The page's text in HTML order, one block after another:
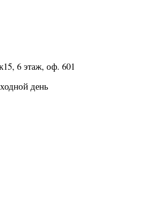
6 этаж, оф. 601
день